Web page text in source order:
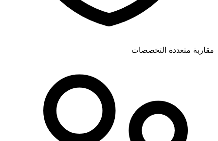
مقاربة متعددة التخصصات